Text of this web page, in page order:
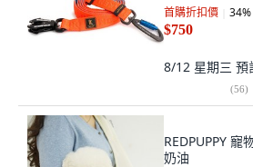
首購折扣價 34%
$750
8/12 星期三 預
(56)
REDPUPPY 寵
奶油